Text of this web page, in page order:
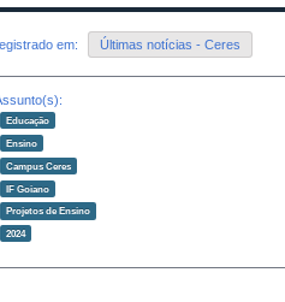
em: Últimas notícias - Ceres
Educação
Ensino
Campus Ceres
IF Goiano
Projetos de Ensino
2024